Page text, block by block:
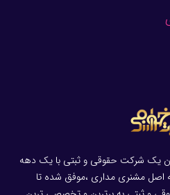
یک شرکت حقوقی و ثبتی با یک دهه
اصل مشنری مداری ،موفق شده تا